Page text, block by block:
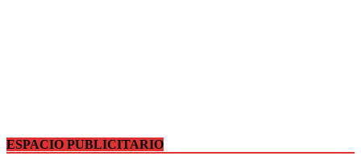
ESPACIO PUBLICITARIO